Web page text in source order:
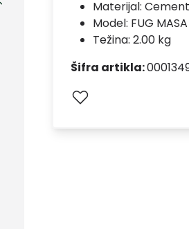
Materijal:
Model: FUG
Težina: 2.00 kg
Šifra artikla: